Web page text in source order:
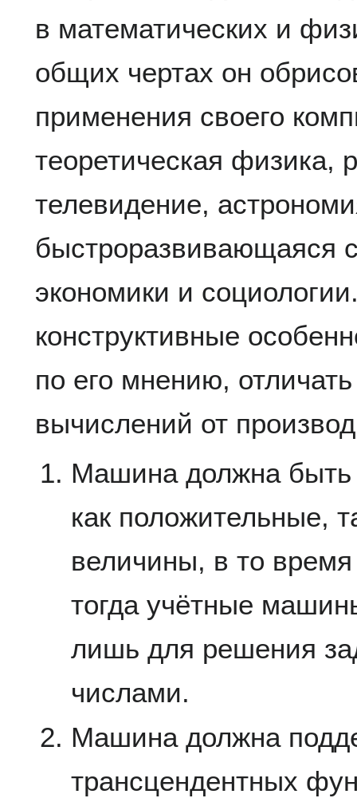
в математических и
общих чертах он
применения своего
теоретическая физика,
телевидение,
быстроразвивающаяся
экономики и
конструктивные
по его мнению,
вычислений от
Машина должна быть
как положительные,
величины, в то
тогда учётные
лишь для решения
числами.
Машина должна
трансцендентных